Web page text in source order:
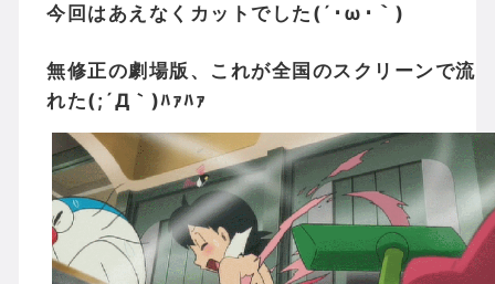
今回はあえなくカットでした(´･ω･｀)
無修正の劇場版、これが全国のスクリーンで流
れた(;´Д｀)ﾊｧﾊｧ